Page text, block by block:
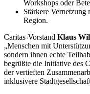
Workshops oder
Stärkere
Region.
Caritas‑Vorstand Klaus
„Menschen mit
sondern ihnen echte
begrüßte die Initiative des
der vertieften
inklusivere